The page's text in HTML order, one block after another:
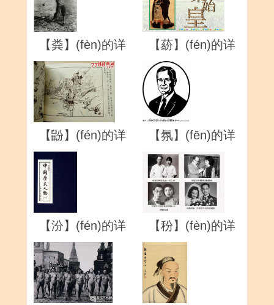
【粪】(fèn)的详
解
【蒶】(fén)的详
【鼢】(fén)的详
解
【氛】(fēn)的详
解
【汾】(fén)的详
解
【秎】(fèn)的详
解